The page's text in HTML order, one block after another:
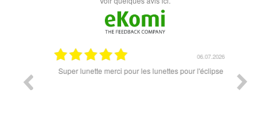
06.07.2026
Super lunette merci pour les lunettes pour l'éclipse